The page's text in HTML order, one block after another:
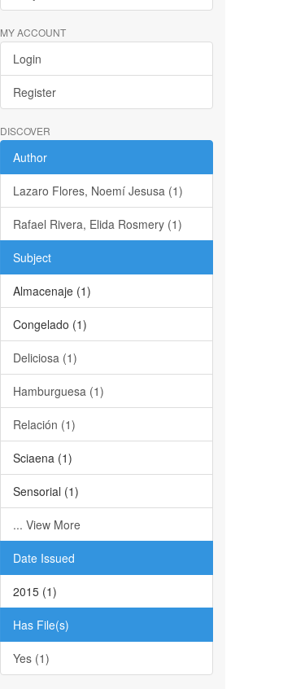
MY ACCOUNT
Login
Register
DISCOVER
Author
Lazaro Flores, Noemí Jesusa (1)
Rafael Rivera, Elida Rosmery (1)
Subject
Almacenaje (1)
Congelado (1)
Deliciosa (1)
Hamburguesa (1)
Relación (1)
Sciaena (1)
Sensorial (1)
... View More
Date Issued
2015 (1)
Has File(s)
Yes (1)